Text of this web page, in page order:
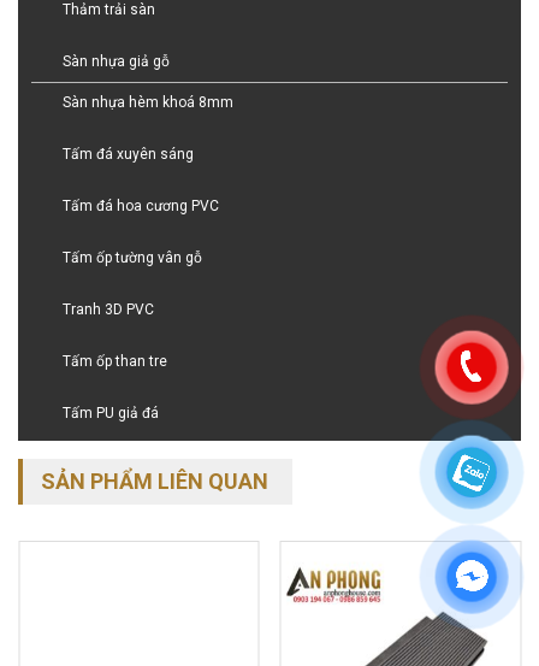
Thảm trải sàn
Sàn nhựa giả gỗ
Sàn nhựa hèm khoá 8mm
Tấm đá xuyên sáng
Tấm đá hoa cương PVC
Tấm ốp tường vân gỗ
Tranh 3D PVC
Tấm ốp than tre
Tấm PU giả đá
SẢN PHẨM LIÊN QUAN